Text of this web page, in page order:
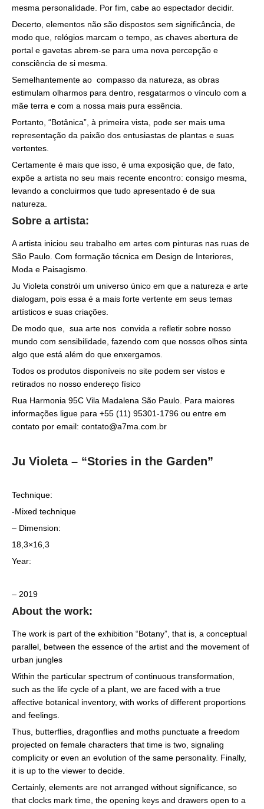
mesma personalidade. Por fim, cabe ao espectador decidir.
Decerto, elementos não são dispostos sem significância, de
modo que, relógios marcam o tempo, as chaves abertura de
portal e gavetas abrem-se para uma nova percepção e
consciência de si mesma.
Semelhantemente ao compasso da natureza, as obras
estimulam olharmos para dentro, resgatarmos o vínculo com a
mãe terra e com a nossa mais pura essência.
Portanto, “Botânica”, à primeira vista, pode ser mais uma
representação da paixão dos entusiastas de plantas e suas
vertentes.
Certamente é mais que isso, é uma exposição que, de fato,
expõe a artista no seu mais recente encontro: consigo mesma,
levando a concluirmos que tudo apresentado é de sua
natureza.
Sobre a artista:
A artista iniciou seu trabalho em artes com pinturas nas ruas de
São Paulo. Com formação técnica em Design de Interiores,
Moda e Paisagismo.
Ju Violeta constrói um universo único em que a natureza e arte
dialogam, pois essa é a mais forte vertente em seus temas
artísticos e suas criações.
De modo que, sua arte nos convida a refletir sobre nosso
mundo com sensibilidade, fazendo com que nossos olhos sinta
algo que está além do que enxergamos.
Todos os produtos disponíveis no site podem ser vistos e
retirados no nosso endereço físico
Rua Harmonia 95C Vila Madalena São Paulo. Para maiores
informações ligue para +55 (11) 95301-1796 ou entre em
contato por email: contato@a7ma.com.br
Ju Violeta – “Stories in the Garden”
Technique:
-Mixed technique
– Dimension:
18,3×16,3
Year:
– 2019
About the work:
The work is part of the exhibition “Botany”, that is, a conceptual
parallel, between the essence of the artist and the movement of
urban jungles
Within the particular spectrum of continuous transformation,
such as the life cycle of a plant, we are faced with a true
affective botanical inventory, with works of different proportions
and feelings.
Thus, butterflies, dragonflies and moths punctuate a freedom
projected on female characters that time is two, signaling
complicity or even an evolution of the same personality. Finally,
it is up to the viewer to decide.
Certainly, elements are not arranged without significance, so
that clocks mark time, the opening keys and drawers open to a